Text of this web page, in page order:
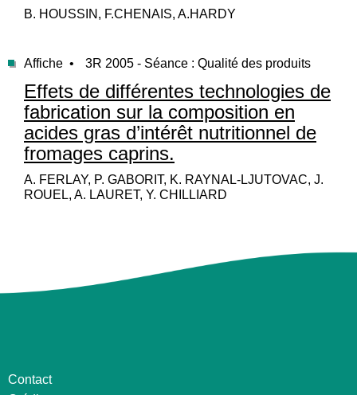
B. HOUSSIN, F.CHENAIS, A.HARDY
Affiche • 3R 2005 - Séance : Qualité des produits
Effets de différentes technologies de
fabrication sur la composition en
acides gras d’intérêt nutritionnel de
fromages caprins.
A. FERLAY, P. GABORIT, K. RAYNAL-LJUTOVAC, J.
ROUEL, A. LAURET, Y. CHILLIARD
Contact